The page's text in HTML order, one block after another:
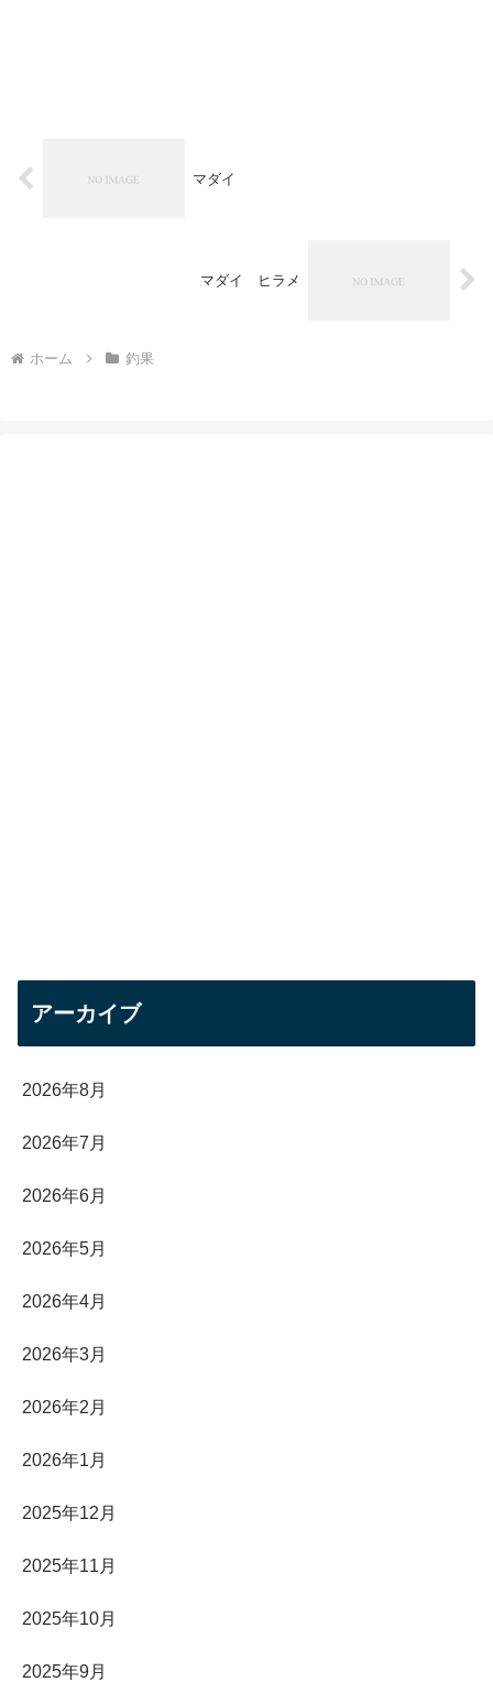
マダイ
マダイ ヒラメ
ホーム 釣果
アーカイブ
2026年8月
2026年7月
2026年6月
2026年5月
2026年4月
2026年3月
2026年2月
2026年1月
2025年12月
2025年11月
2025年10月
2025年9月